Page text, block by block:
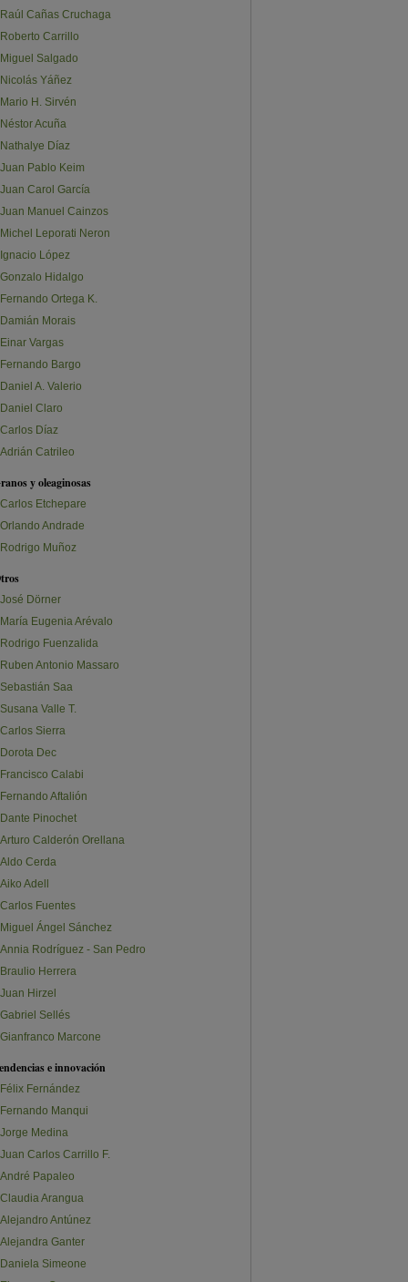
Raúl Cañas Cruchaga
Roberto Carrillo
Miguel Salgado
Nicolás Yáñez
Mario H. Sirvén
Néstor Acuña
Nathalye Díaz
Juan Pablo Keim
Juan Carol García
Juan Manuel Cainzos
Michel Leporati Neron
Ignacio López
Gonzalo Hidalgo
Fernando Ortega K.
Damián Morais
Einar Vargas
Fernando Bargo
Daniel A. Valerio
Daniel Claro
Carlos Díaz
Adrián Catrileo
y oleaginosas
Carlos Etchepare
Orlando Andrade
Rodrigo Muñoz
José Dörner
María Eugenia Arévalo
Rodrigo Fuenzalida
Ruben Antonio Massaro
Sebastián Saa
Susana Valle T.
Carlos Sierra
Dorota Dec
Francisco Calabi
Fernando Aftalión
Dante Pinochet
Arturo Calderón Orellana
Aldo Cerda
Aiko Adell
Carlos Fuentes
Miguel Ángel Sánchez
Annia Rodríguez - San Pedro
Braulio Herrera
Juan Hirzel
Gabriel Sellés
Gianfranco Marcone
e innovación
Félix Fernández
Fernando Manqui
Jorge Medina
Juan Carlos Carrillo F.
André Papaleo
Claudia Arangua
Alejandro Antúnez
Alejandra Ganter
Daniela Simeone